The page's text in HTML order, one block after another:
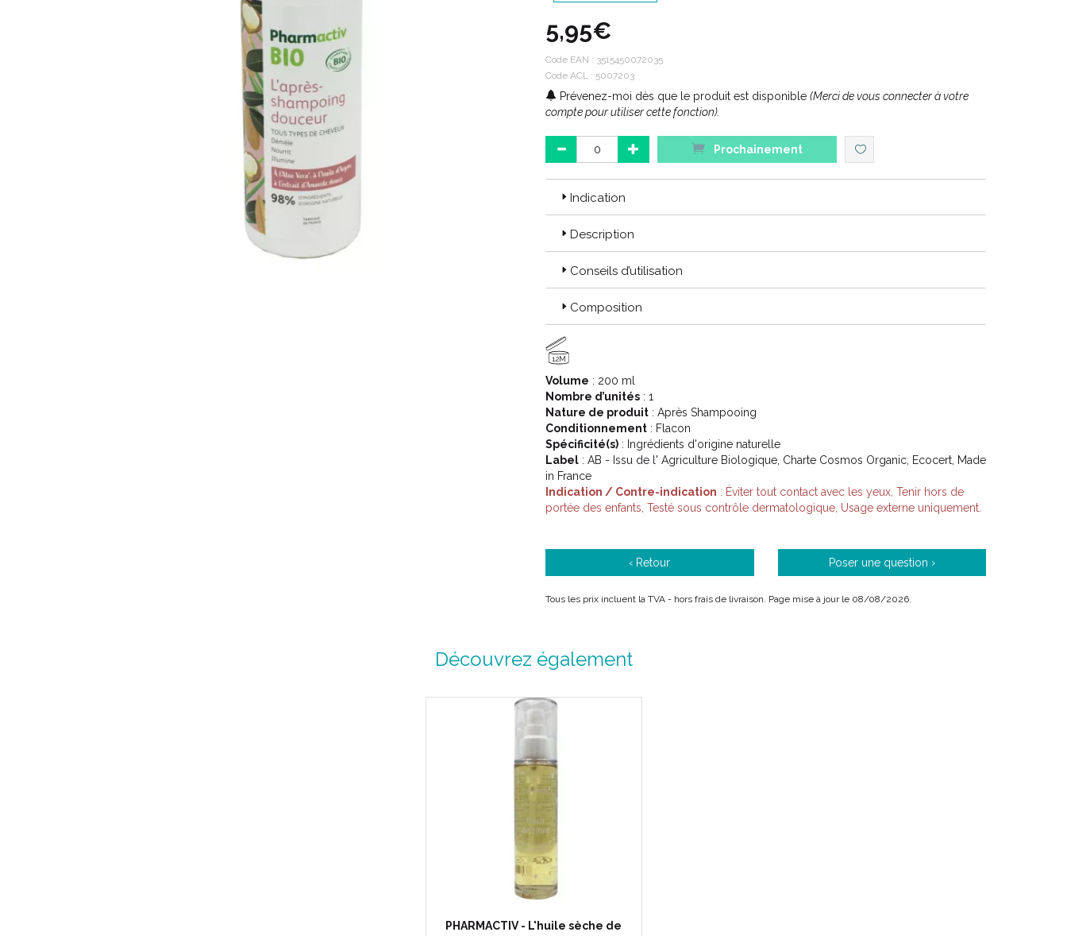
Engagement Pharmactiv :
Code ACL : 5007203
Code EAN : 3515450072035
5,95€
Code EAN : 3515450072035
Code ACL : 5007203
Prévenez-moi dès que le produit est disponible (Merci de vous connecter à votre
compte pour utiliser cette fonction).
Prochainement
Indication
Description
Conseils d’utilisation
Composition
12M
Volume : 200 ml
Nombre d’unités : 1
Nature de produit : Après Shampooing
Conditionnement : Flacon
Spécificité(s) : Ingrédients d'origine naturelle
Label : AB - Issu de l' Agriculture Biologique, Charte Cosmos Organic, Ecocert, Made
in France
Indication / Contre-indication : Éviter tout contact avec les yeux, Tenir hors de
portée des enfants, Testé sous contrôle dermatologique, Usage externe uniquement.
‹ Retour Poser une question ›
Tous les prix incluent la TVA - hors frais de livraison. Page mise à jour le 08/08/2026.
Découvrez également
PHARMACTIV - L'huile sèche de